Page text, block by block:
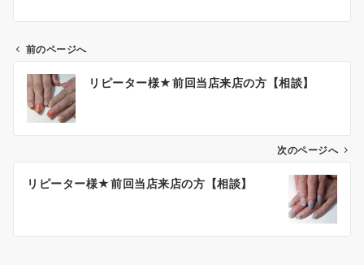
前のページへ
リピーター様★前回当店来店の方【相談】
次のページへ
リピーター様★前回当店来店の方【相談】